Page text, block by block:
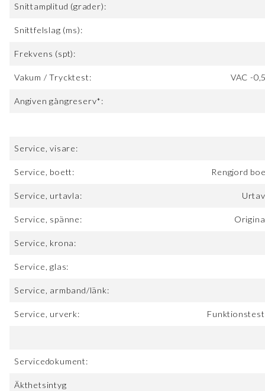
Snittamplitud (grader):
Snittfelslag (ms):
Frekvens (spt):
Vakum / Trycktest: VAC -
Angiven gångreserv*:
Service, visare:
Service, boett: Rengjord
Service, urtavla:
Service, spänne:
Service, krona:
Service, glas:
Service, armband/länk:
Service, urverk:
Servicedokument:
Äkthetsintyg